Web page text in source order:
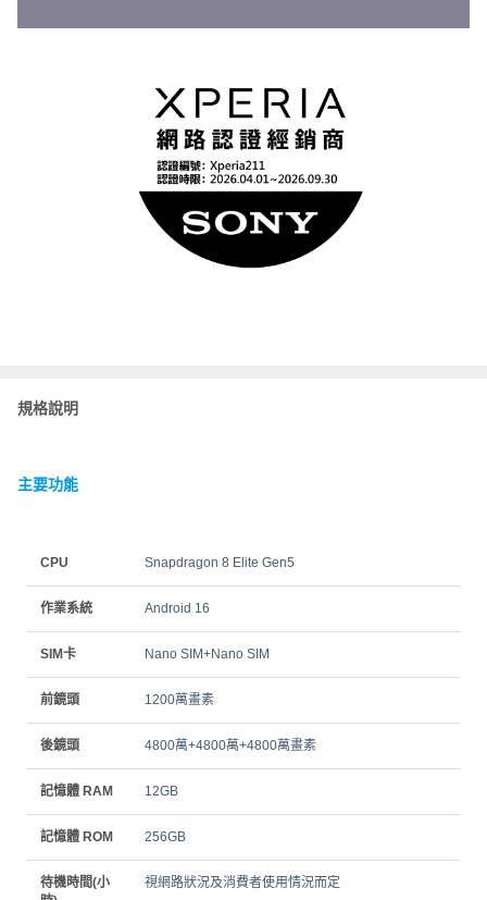
規格說明
主要功能
CPU Snapdragon 8 Elite Gen5
作業系統 Android 16
SIM卡 Nano SIM+Nano SIM
前鏡頭 1200萬畫素
後鏡頭 4800萬+4800萬+4800萬畫素
記憶體 RAM 12GB
記憶體 ROM 256GB
待機時間(小
視網路狀況及消費者使用情況而定